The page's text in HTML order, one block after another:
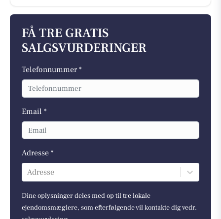
FÅ TRE GRATIS
SALGSVURDERINGER
Telefonnummer *
Email *
Adresse *
Adresse
Dine oplysninger deles med op til tre lokale
ejendomsmæglere, som efterfølgende vil kontakte dig vedr.